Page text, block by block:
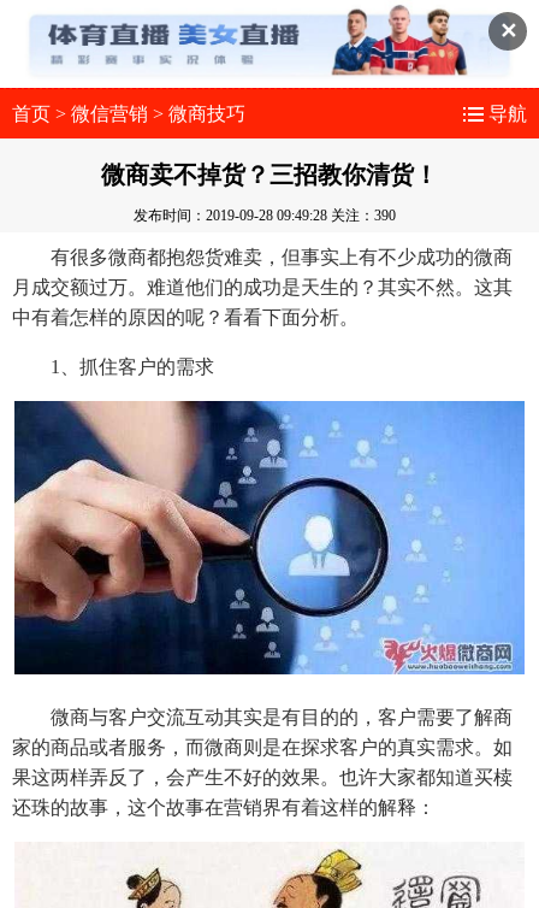
✕
首页 > 微信营销 > 微商技巧 导航
微商卖不掉货？三招教你清货！
发布时间：2019-09-28 09:49:28 关注：390
有很多微商都抱怨货难卖，但事实上有不少成功的微商
月成交额过万。难道他们的成功是天生的？其实不然。这其
中有着怎样的原因的呢？看看下面分析。
1、抓住客户的需求
微商与客户交流互动其实是有目的的，客户需要了解商
家的商品或者服务，而微商则是在探求客户的真实需求。如
果这两样弄反了，会产生不好的效果。也许大家都知道买椟
还珠的故事，这个故事在营销界有着这样的解释：